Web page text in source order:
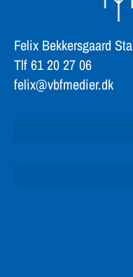
Felix Bekkersgaard
Tlf 61 20 27 06
felix@vbfmedier.dk